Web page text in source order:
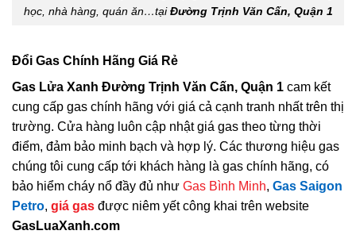
học, nhà hàng, quán ăn…tạiĐường Trịnh Văn Cấn, Quận 1
Đổi Gas Chính Hãng Giá Rẻ
Gas Lửa Xanh Đường Trịnh Văn Cấn, Quận 1 cam kết
cung cấp gas chính hãng với giá cả cạnh tranh nhất trên thị
trường. Cửa hàng luôn cập nhật giá gas theo từng thời
điểm, đảm bảo minh bạch và hợp lý. Các thương hiệu gas
chúng tôi cung cấp tới khách hàng là gas chính hãng, có
bảo hiểm cháy nổ đầy đủ như Gas Bình Minh, Gas Saigon
Petro, giá gas được niêm yết công khai trên website
GasLuaXanh.com